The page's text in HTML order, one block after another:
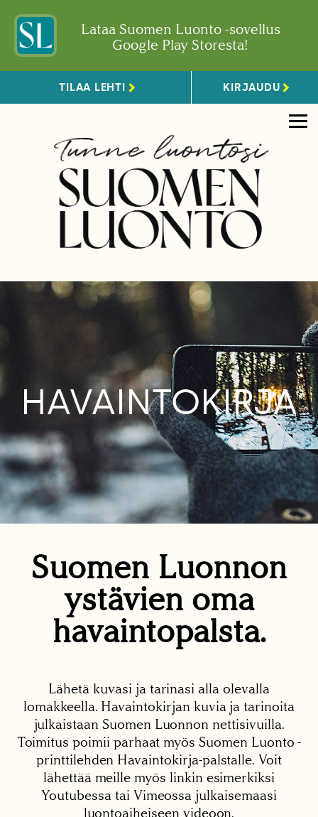
Lataa Suomen Luonto -sovellus
Google Play Storesta!
TILAA LEHTI KIRJAUDU
HAVAINTOKIRJA
Suomen Luonnon
ystävien oma
havaintopalsta.
Lähetä kuvasi ja tarinasi alla olevalla
lomakkeella. Havaintokirjan kuvia ja tarinoita
julkaistaan Suomen Luonnon nettisivuilla.
Toimitus poimii parhaat myös Suomen Luonto -
printtilehden Havaintokirja-palstalle. Voit
lähettää meille myös linkin esimerkiksi
Youtubessa tai Vimeossa julkaisemaasi
luontoaiheiseen videoon.